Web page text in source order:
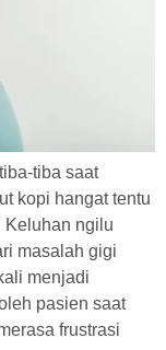
tiba saat
kopi hangat tentu
Keluhan ngilu
masalah gigi
menjadi
pasien saat
frustrasi